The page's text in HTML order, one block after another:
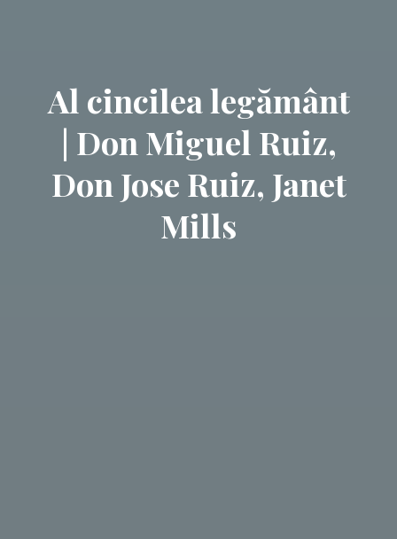
Al cincilea legământ
| Don Miguel Ruiz,
Don Jose Ruiz, Janet
Mills